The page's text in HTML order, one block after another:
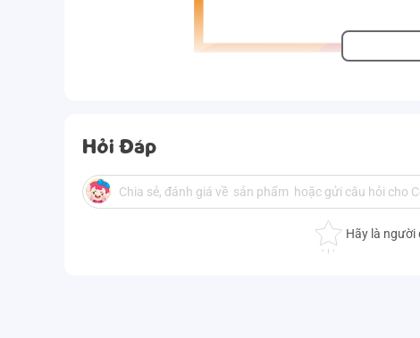
Hỏi Đáp
Hãy là người